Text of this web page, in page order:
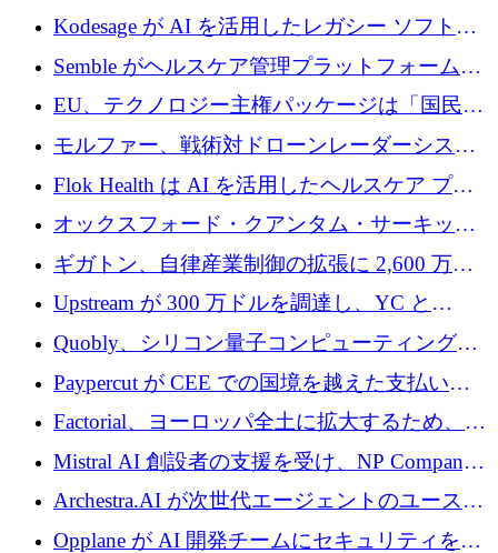
ドで 210 万ユーロを調達
Kodesage が AI を活用したレガシー ソフトウ
ェアの最新化のために 660 万ドルを調達
Semble がヘルスケア管理プラットフォームを
拡大するためにシリーズ C で 3,000 万ポンド
を調達
EU、テクノロジー主権パッケージは「国民の
保護」に関するものだと発言
モルファー、戦術対ドローンレーダーシステ
ムを最前線に近づけるために150万ユーロを調
Flok Health は AI を活用したヘルスケア プラ
ットフォームの成長に 1,250 万ドルを投資
オックスフォード・クアンタム・サーキット
が「成人向け」2億6,000万ポンドの資金調達
ラウンドを獲得
ギガトン、自律産業制御の拡張に 2,600 万ド
ルを調達
Upstream が 300 万ドルを調達し、YC と
Xavier Niel が支援する共同 AI 受信箱を立ち上
げる
Quobly、シリコン量子コンピューティングの
商用化のためにシリーズ A で 1 億 1,500 万ユ
ーロを調達
Paypercut が CEE での国境を越えた支払いを
拡大するために 500 万ユーロを確保
Factorial、ヨーロッパ全土に拡大するため、25
億ドルの評価額で1億5,000万ドルのシリーズD
Mistral AI 創設者の支援を受け、NP Company
がエンジニアリング向け AI を推進するために
600 万ユーロのプレシードを確保
Archestra.AI が次世代エージェントのユースケ
ースを実現するために 1,000 万ドルを調達
Opplane が AI 開発チームにセキュリティをも